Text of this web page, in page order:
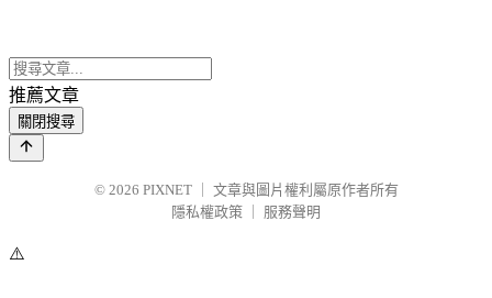
推薦文章
關閉搜尋
© 2026 PIXNET
文章與圖片權利屬原作者所有
隱私權政策
服務聲明
⚠️